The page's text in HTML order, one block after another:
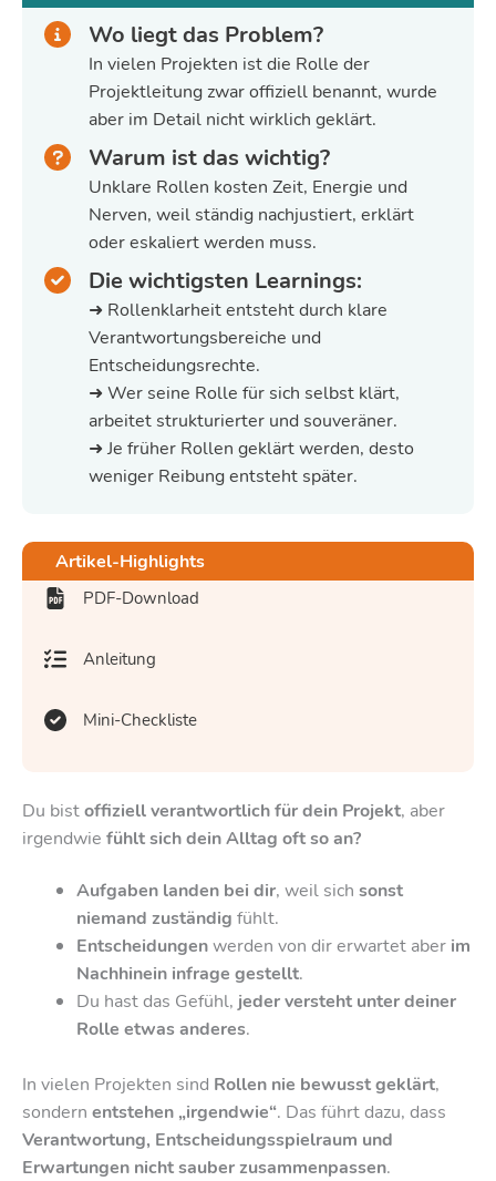
Wo liegt das Problem?
In vielen Projekten ist die Rolle der
Projektleitung zwar offiziell benannt, wurde
aber im Detail nicht wirklich geklärt.
Warum ist das wichtig?
Unklare Rollen kosten Zeit, Energie und
Nerven, weil ständig nachjustiert, erklärt
oder eskaliert werden muss.
Die wichtigsten Learnings:
➜ Rollenklarheit entsteht durch klare
Verantwortungsbereiche und
Entscheidungsrechte.
➜ Wer seine Rolle für sich selbst klärt,
arbeitet strukturierter und souveräner.
➜ Je früher Rollen geklärt werden, desto
weniger Reibung entsteht später.
Artikel-Highlights
PDF-Download
Anleitung
Mini-Checkliste
Du bistoffiziell verantwortlich für dein Projekt, aber
irgendwie fühlt sich dein Alltag oft so an?
Aufgaben landen bei dir, weil sich sonst
niemand zuständigfühlt.
Entscheidungenwerden von dir erwartet aber im
Nachhinein infrage gestellt.
Du hast das Gefühl, jeder versteht unter deiner
Rolle etwas anderes.
In vielen Projekten sind Rollen nie bewusst geklärt,
sondern entstehen „irgendwie“. Das führt dazu, dass
Verantwortung, Entscheidungsspielraum und
Erwartungen nicht sauber zusammenpassen.